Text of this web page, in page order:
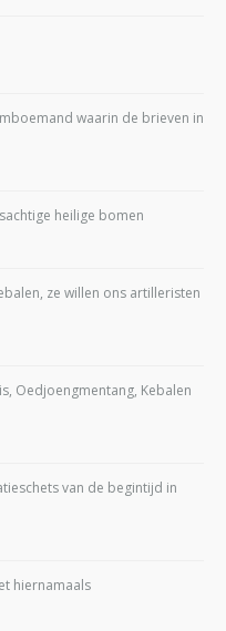
waarin de brieven in
heilige bomen
ze willen ons artilleristen
Oedjoengmentang, Kebalen
van de begintijd in
hiernamaals